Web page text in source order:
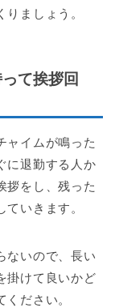
ましょう。
て挨拶回
ャイムが鳴った
に退勤する人か
拶をし、残った
いきます。
ないので、長い
掛けて良いかど
ださい。